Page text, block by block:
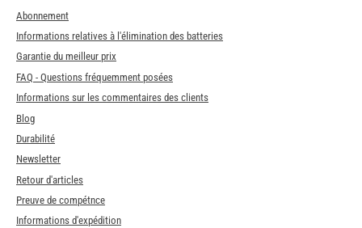
Abonnement
Informations relatives à l'élimination des batteries
Garantie du meilleur prix
FAQ - Questions fréquemment posées
Informations sur les commentaires des clients
Blog
Durabilité
Newsletter
Retour d'articles
Preuve de compétnce
Informations d'expédition